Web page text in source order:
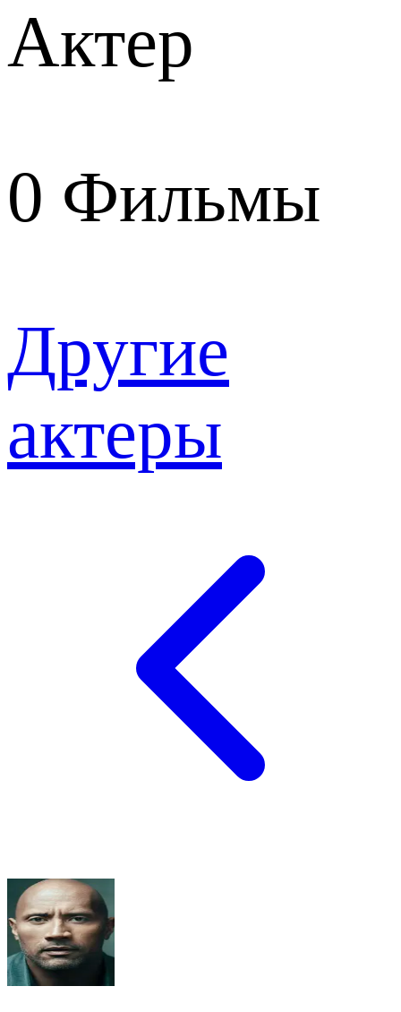
Актер
0 Фильмы
Другие
актеры